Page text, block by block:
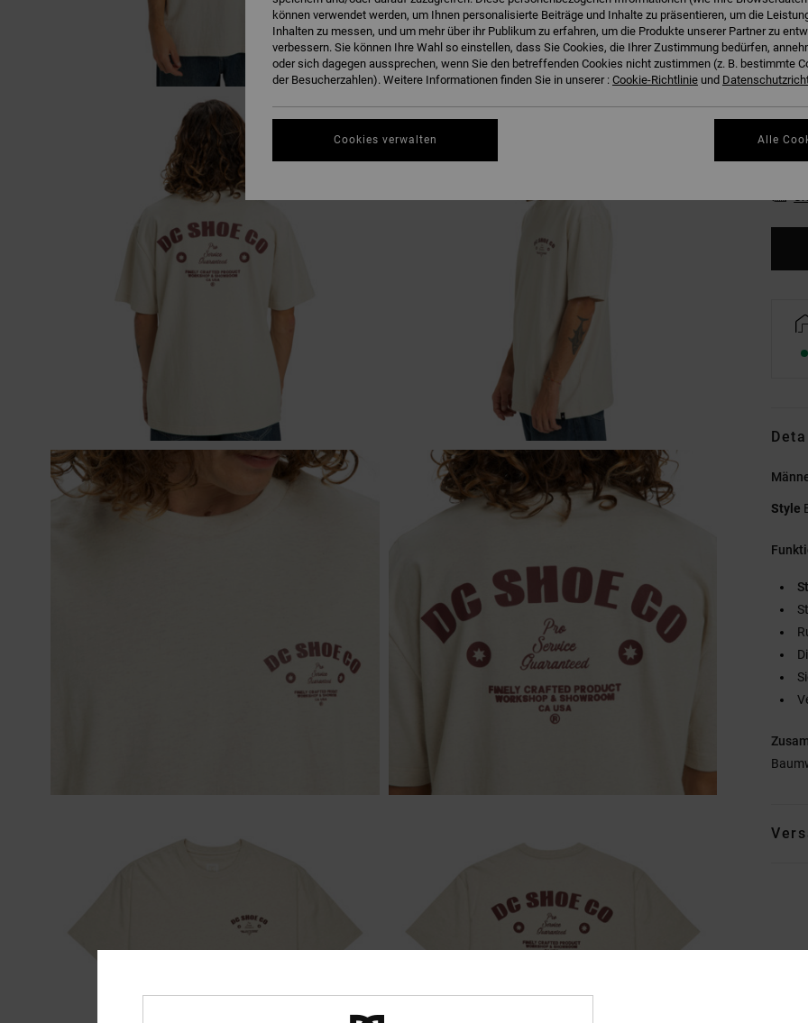
Farbe
Style
können verwendet werden, um Ihnen personalisierte Beiträge und Inhalte zu präsentieren, um die
Inhalten zu messen, und um mehr über ihr Publikum zu erfahren, um die Produkte unserer Partner zu
verbessern. Sie können Ihre Wahl so einstellen, dass Sie Cookies, die Ihrer Zustimmung bedürfen,
oder sich dagegen aussprechen, wenn Sie den betreffenden Cookies nicht zustimmen (z. B. bestimmte
der Besucherzahlen). Weitere Informationen finden Sie in unserer : Cookie-Richtlinie und
Cookies verwalten Alle